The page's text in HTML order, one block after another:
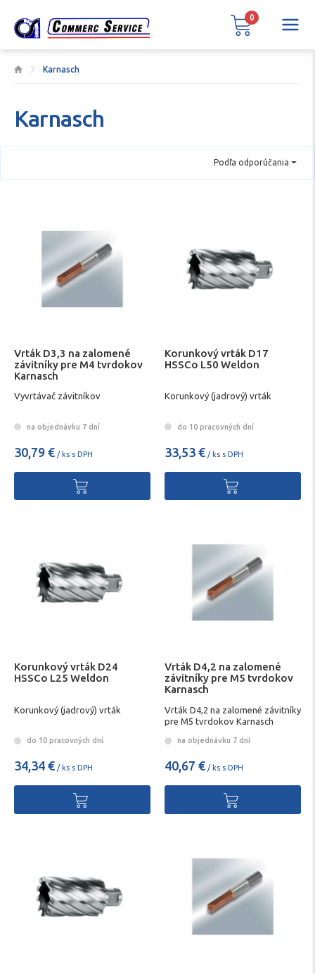
Karnasch
Karnasch
Podľa odporúčania
Vrták D3,3 na zalomené
závitníky pre M4 tvrdokov
Karnasch
Vyvrtávač závitníkov
na objednávku 7 dní
30,79 € / ks s DPH
Korunkový vrták D17
HSSCo L50 Weldon
Korunkový (jadrový) vrták
do 10 pracovných dní
33,53 € / ks s DPH
Korunkový vrták D24
HSSCo L25 Weldon
Korunkový (jadrový) vrták
do 10 pracovných dní
34,34 € / ks s DPH
Vrták D4,2 na zalomené
závitníky pre M5 tvrdokov
Karnasch
Vrták D4,2 na zalomené závitníky
pre M5 tvrdokov Karnasch
na objednávku 7 dní
40,67 € / ks s DPH
0